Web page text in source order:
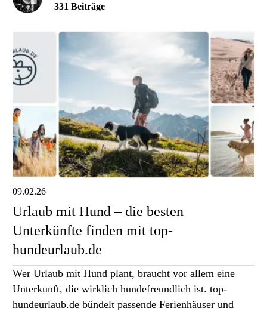
331 Beiträge
09.02.26
Urlaub mit Hund – die besten
Unterkünfte finden mit top-
hundeurlaub.de
Wer Urlaub mit Hund plant, braucht vor allem eine
Unterkunft, die wirklich hundefreundlich ist. top-
hundeurlaub.de bündelt passende Ferienhäuser und